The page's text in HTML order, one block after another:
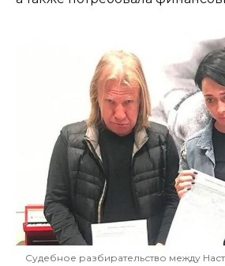
Судебное разбирательство между